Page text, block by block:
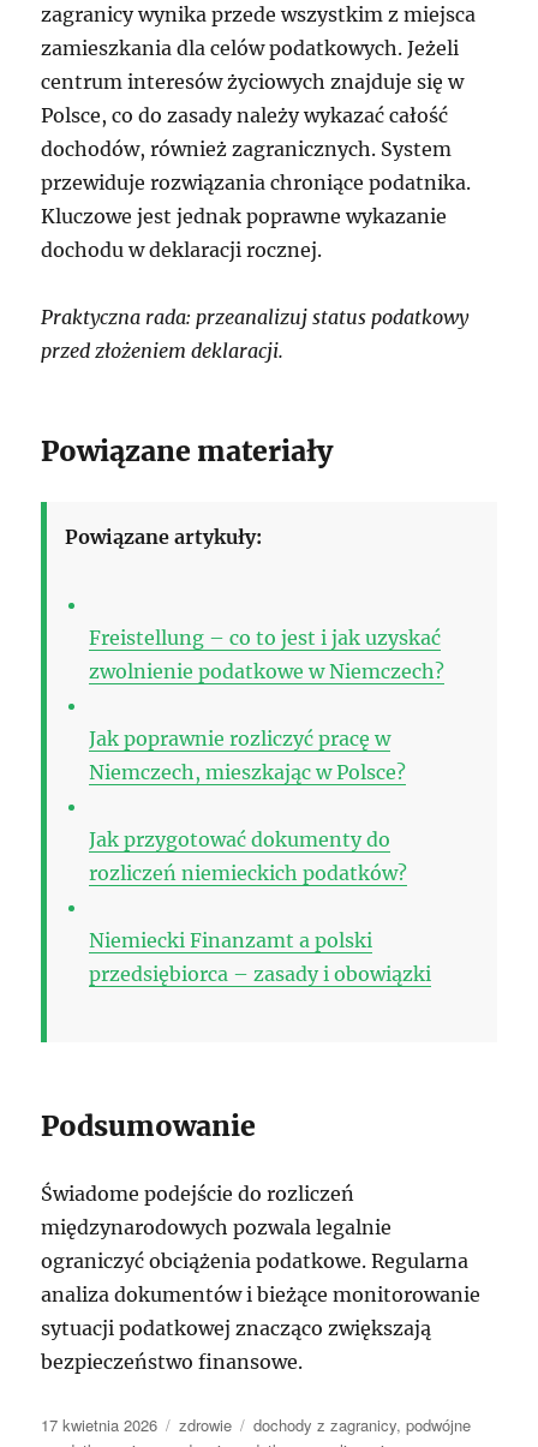
zagranicy wynika przede wszystkim z miejsca
zamieszkania dla celów podatkowych. Jeżeli
centrum interesów życiowych znajduje się w
Polsce, co do zasady należy wykazać całość
dochodów, również zagranicznych. System
przewiduje rozwiązania chroniące podatnika.
Kluczowe jest jednak poprawne wykazanie
dochodu w deklaracji rocznej.
Praktyczna rada: przeanalizuj status podatkowy
przed złożeniem deklaracji.
Powiązane materiały
Powiązane artykuły:
Freistellung – co to jest i jak uzyskać
zwolnienie podatkowe w Niemczech?
Jak poprawnie rozliczyć pracę w
Niemczech, mieszkając w Polsce?
Jak przygotować dokumenty do
rozliczeń niemieckich podatków?
Niemiecki Finanzamt a polski
przedsiębiorca – zasady i obowiązki
Podsumowanie
Świadome podejście do rozliczeń
międzynarodowych pozwala legalnie
ograniczyć obciążenia podatkowe. Regularna
analiza dokumentów i bieżące monitorowanie
sytuacji podatkowej znacząco zwiększają
bezpieczeństwo finansowe.
Data
17 kwietnia 2026 Kategorie
zdrowie Tagi
dochody z zagranicy,podwójne